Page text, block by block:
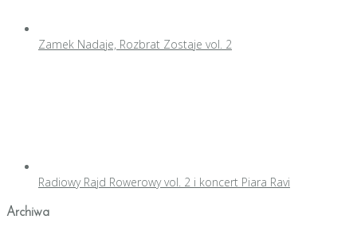
Zamek Nadaje, Rozbrat Zostaje vol. 2
Radiowy Rajd Rowerowy vol. 2 i koncert Piara Ravi
Archiwa